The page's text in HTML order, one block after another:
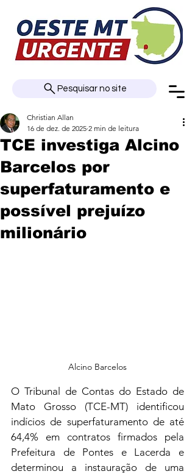
Pesquisar no site
TCE investiga Alcino
Barcelos por
superfaturamento e
possível prejuízo
milionário
Christian Allan
16 de dez. de 2025 2 min de leitura
Alcino Barcelos
O Tribunal de Contas do Estado de
Mato Grosso (TCE-MT) identificou
indícios de superfaturamento de até
64,4% em contratos firmados pela
Prefeitura de Pontes e Lacerda e
determinou a instauração de uma